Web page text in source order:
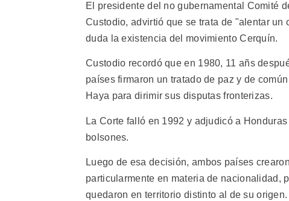
El presidente del no gubernamental Comité
Custodio, advirtió que se trata de "alentar
duda la existencia del movimiento Cerquín.
Custodio recordó que en 1980, 11 añs
países firmaron un tratado de paz y de
Haya para dirimir sus disputas fronterizas.
La Corte falló en 1992 y adjudicó a
bolsones.
Luego de esa decisión, ambos países
particularmente en materia de nacionalidad,
quedaron en territorio distinto al de su origen.